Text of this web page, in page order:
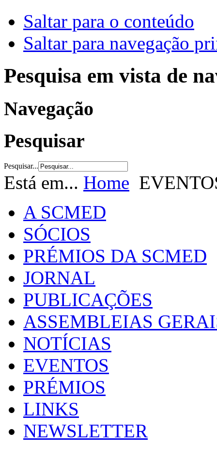
Saltar para o conteúdo
Saltar para navegação
Pesquisa em vista de
Navegação
Pesquisar
Pesquisar...
Está em... Home
A SCMED
SÓCIOS
PRÉMIOS DA SCMED
JORNAL
PUBLICAÇÕES
ASSEMBLEIAS
NOTÍCIAS
EVENTOS
PRÉMIOS
LINKS
NEWSLETTER